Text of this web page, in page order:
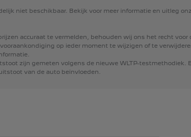
niet beschikbaar. Bekijk voor meer informatie en uitleg
accuraat te vermelden, behouden wij ons het recht voor
vooraankondiging op ieder moment te wijzigen of te
zijn gemeten volgens de nieuwe WLTP-testmethodiek.
van de auto beïnvloeden.